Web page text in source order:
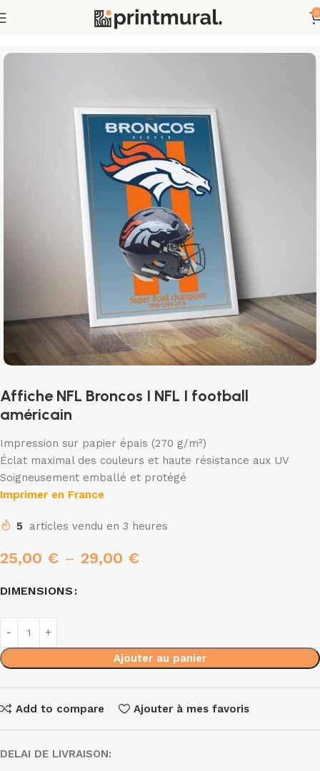
0
Affiches Sports
Affiche NFL Broncos I NFL I football
américain
Impression sur papier épais (270 g/m²)
Éclat maximal des couleurs et haute résistance aux UV
Soigneusement emballé et protégé
Imprimer en France
5 articles vendu en 3 heures
25,00 € – 29,00 €
DIMENSIONS
Ajouter au panier
Add to compare Ajouter à mes favoris
DELAI DE LIVRAISON: